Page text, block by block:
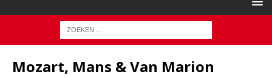
Mozart, Mans & Van Marion